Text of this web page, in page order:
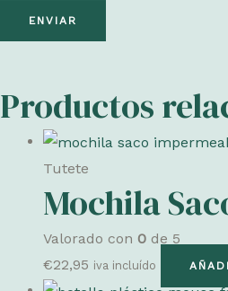
Productos
Tutete
Mochila
Valorado con 0 de 5
€22,95 iva incluído